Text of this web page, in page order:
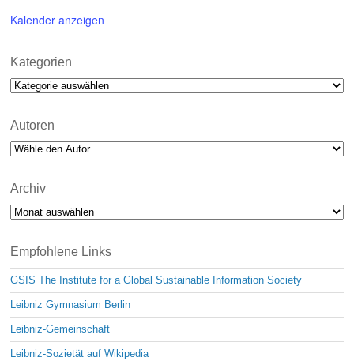
Kalender anzeigen
Kategorien
Kategorien
Autoren
Archiv
Archiv
Empfohlene Links
GSIS The Institute for a Global Sustainable Information Society
Leibniz Gymnasium Berlin
Leibniz-Gemeinschaft
Leibniz-Sozietät auf Wikipedia